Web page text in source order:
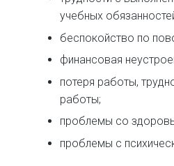
учебных
беспокойство по
финансовая
потеря работы,
работы;
проблемы со
проблемы с